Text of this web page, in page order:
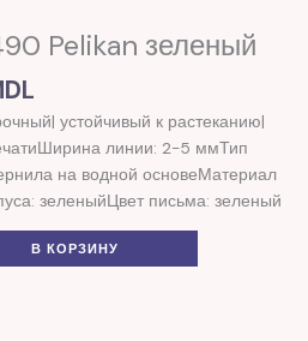
Pelikan зеленый
устойчивый к растеканию|
линии: 2-5 ммТип
на водной основеМатериал
зеленыйЦвет письма: зеленый
В КОРЗИНУ